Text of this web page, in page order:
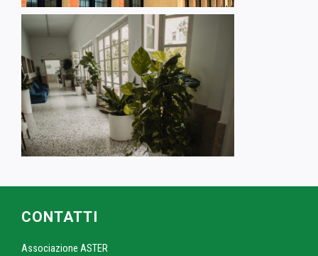
CONTATTI
Associazione ASTER